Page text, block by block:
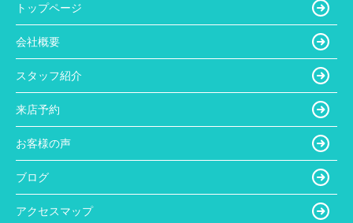
トップページ
会社概要
スタッフ紹介
来店予約
お客様の声
ブログ
アクセスマップ